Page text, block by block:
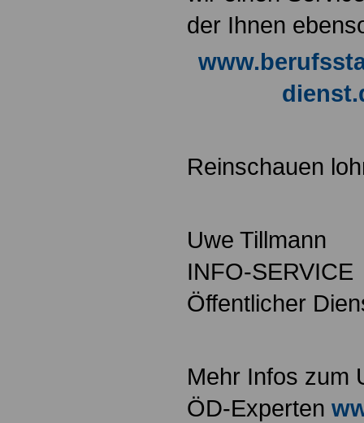
der Ihnen
Reinschauen
Uwe Tillmann
INFO-SERVICE
Öffentlicher
Mehr Infos zum
ÖD-Experten